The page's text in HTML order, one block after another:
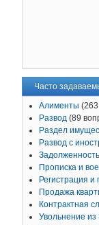
Часто
Алименты
Развод (89
Раздел
Развод с
Прописка и
Регистрация и
Продажа
Контрактная
Увольнение